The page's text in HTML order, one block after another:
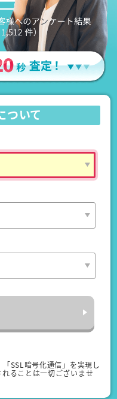
ついて
SSL暗号化通信」を実現し
ることは一切ございませ